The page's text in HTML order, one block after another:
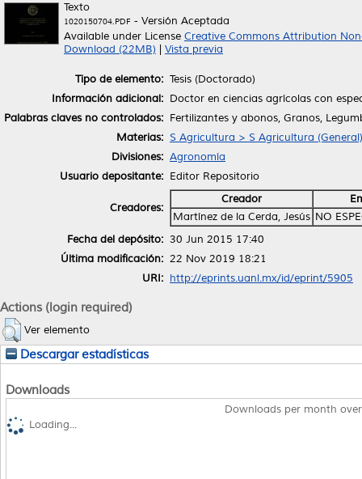
Texto
1020150704.PDF - Versión Aceptada
Available under License Creative Commons Attribution
Download (22MB)
Vista previa
Tipo de elemento: Tesis (Doctorado)
Información adicional: Doctor en ciencias agrícolas con
Palabras claves no controlados: Fertilizantes y abonos, Granos,
Materias: S Agricultura > S Agricultura (General)
Divisiones: Agronomía
Usuario depositante: Editor Repositorio
Creadores:
Creador
Martínez de la Cerda, Jesús NO
Fecha del depósito: 30 Jun 2015 17:40
Última modificación: 22 Nov 2019 18:21
URI: http://eprints.uanl.mx/id/eprint/5905
Actions (login required)
Ver elemento
Descargar estadísticas
Downloads
Downloads per month
Loading...